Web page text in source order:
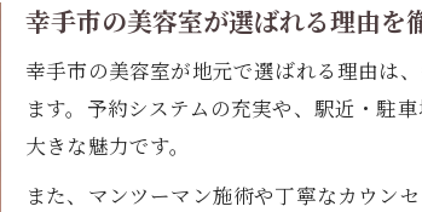
地肌に優しい美容室の選択肢
室で実感するオーガニックの効果
肌でも安心な美容室のオーガニック施術
幸手市の美容室が選ばれる理由を
幸手市の美容室が地元で選ばれる理由は
ます。予約システムの充実や、駅近・駐
大きな魅力です。
また、マンツーマン施術や丁寧なカウン